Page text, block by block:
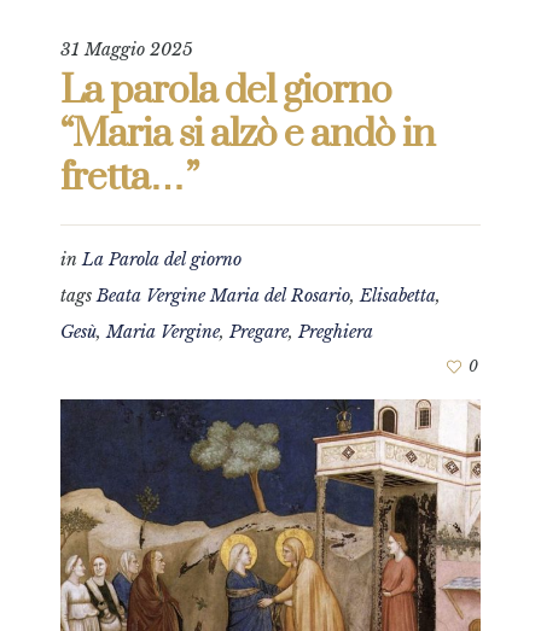
31 Maggio 2025
La parola del giorno
“Maria si alzò e andò in
fretta…”
inLa Parola del giorno
tagsBeata Vergine Maria del Rosario,Elisabetta,
Gesù,Maria Vergine,Pregare,Preghiera
0